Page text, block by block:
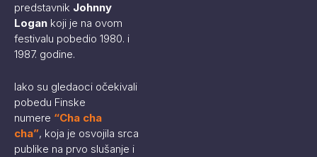
predstavnik Johnny
Logan koji je na ovom
festivalu pobedio 1980. i
1987. godine.
Iako su gledaoci očekivali
pobedu Finske
numere “Cha cha
cha”, koja je osvojila srca
publike na prvo slušanje i